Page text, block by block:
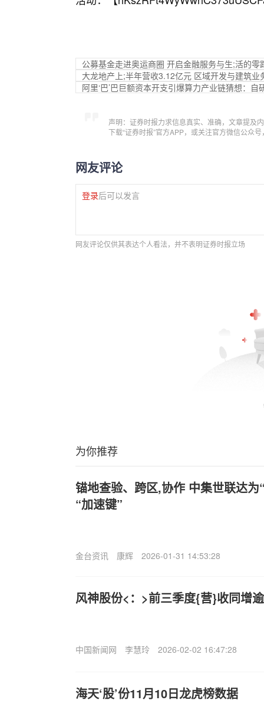
公募基金走进奥运商圈 开启金融服务与生;活的零
大龙地产上;半年营收3.12亿元 区域开发与建筑业
阿里‘巴’巴巨额资本开支引爆算力产业链猜想：
声明：证券时报力求信息真实、准确，文章提及
下载“证券时报”官方APP，或关注官方微信公众
网友评论
登录后可以发言
网友评论仅供其表达个人看法，并不表明证券时报立场
为你推荐
锚地查验、跨区,协作 中集世联达为
“加速键”
金台资讯 康辉 2026-01-31 14:53:28
风神股份<：>前三季度{营}收同增
中国新闻网 李慧玲 2026-02-02 16:47:28
海天‘股’份11月10日龙虎榜数据